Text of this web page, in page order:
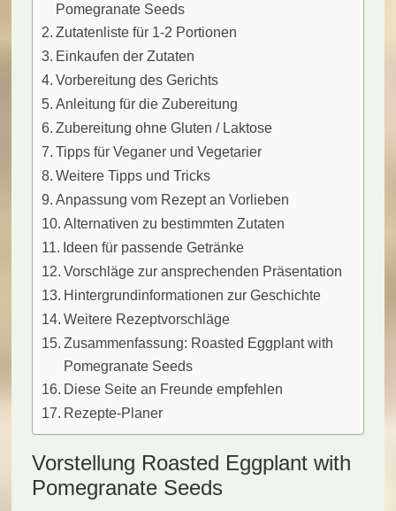
Pomegranate Seeds
Zutatenliste für 1-2 Portionen
Einkaufen der Zutaten
Vorbereitung des Gerichts
Anleitung für die Zubereitung
Zubereitung ohne Gluten / Laktose
Tipps für Veganer und Vegetarier
Weitere Tipps und Tricks
Anpassung vom Rezept an Vorlieben
Alternativen zu bestimmten Zutaten
Ideen für passende Getränke
Vorschläge zur ansprechenden Präsentation
Hintergrundinformationen zur Geschichte
Weitere Rezeptvorschläge
Zusammenfassung: Roasted Eggplant with
Pomegranate Seeds
Diese Seite an Freunde empfehlen
Rezepte-Planer
Vorstellung Roasted Eggplant with
Pomegranate Seeds